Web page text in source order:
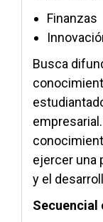
Finanzas
Busca
ejercer una
y el